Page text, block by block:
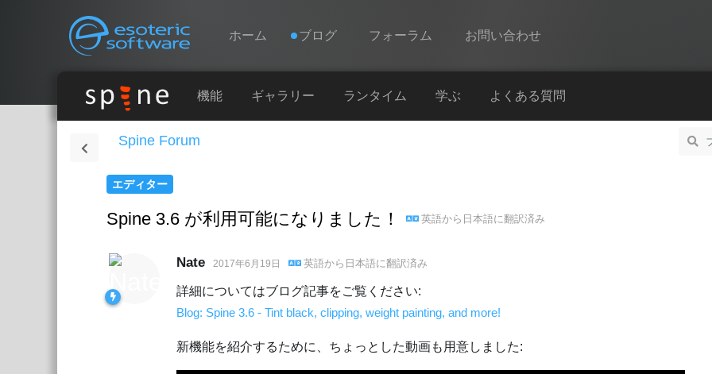
Esoteric Software
Navigation ホーム ブログ フォーラム お問い合わせ
Spine
学ぶ
購入
機能 ギャラリー ランタイム 学ぶ よくある質問
Spine Forum
エディター
Spine 3.6 が利用可能になりました！ 英語から 日本語に翻訳済み
Nate 2017年6月19日 英語から 日本語に翻訳済み
詳細についてはブログ記事をご覧ください:
Blog: Spine 3.6 - Tint black, clipping, weight painting, and more!
新機能を紹介するために、ちょっとした動画も用意しました: